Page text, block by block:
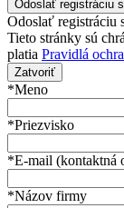
Odoslať registráciu
Tieto stránky sú
platia Pravidlá
Zatvoriť
*Meno
*Priezvisko
*E-mail (kontaktná
*Názov firmy